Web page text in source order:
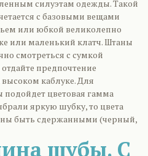
силуэтам одежды. Такой
с базовыми вещами
или юбкой великолепно
или маленький клатч. Штаны
смотреться с сумкой
предпочтение
каблуке. Для
цветовая гамма
яркую шубку, то цвета
быть сдержанными (черный,
шубы. С